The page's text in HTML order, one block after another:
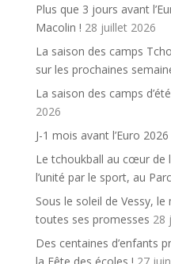
Plus que 3 jours avant
Macolin ! 28 juillet 2026
La saison des camps
sur les prochaines
La saison des camps
2026
J-1 mois avant l’Euro
Le tchoukball au cœur de
l’unité par le sport, au
Sous le soleil de Vessy,
toutes ses promesses 28
Des centaines d’enfants